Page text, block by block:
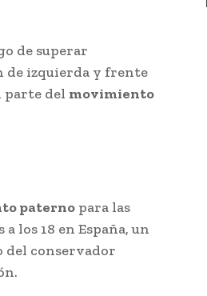
de superar
de izquierda y frente
parte del movimiento
paterno para las
los 18 en España, un
del conservador